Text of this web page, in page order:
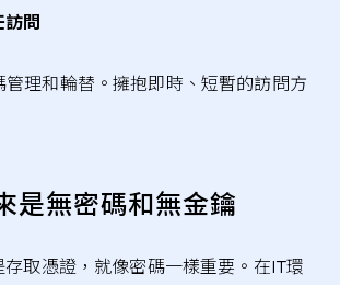
訪問
管理和輪替。擁抱即時、短暫的訪問方
是無密碼和無金鑰
存取憑證，就像密碼一樣重要。在IT環